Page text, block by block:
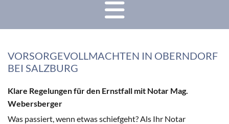
VORSORGEVOLLMACHTEN IN OBERNDORF
BEI SALZBURG
Klare Regelungen für den Ernstfall mit Notar Mag.
Webersberger
Was passiert, wenn etwas schiefgeht? Als Ihr Notar